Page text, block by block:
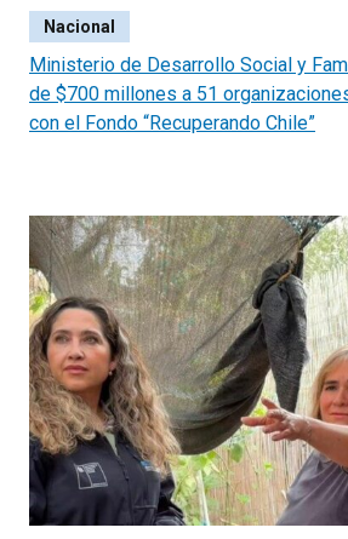
Nacional
Ministerio de Desarrollo Social y
de $700 millones a 51
con el Fondo “Recuperando Chile”